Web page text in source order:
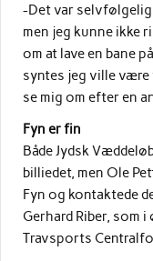
-Det var selvfølgelig
men jeg kunne ikke
om at lave en bane
syntes jeg ville
se mig om efter en
Fyn er fin
Både Jydsk
billiedet, men Ole
Fyn og kontaktede
Gerhard Riber, som
Travsports